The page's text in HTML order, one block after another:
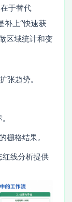
于替代
补上“快速获
区域统计和变
张趋势。
栅格结果。
线分析提供